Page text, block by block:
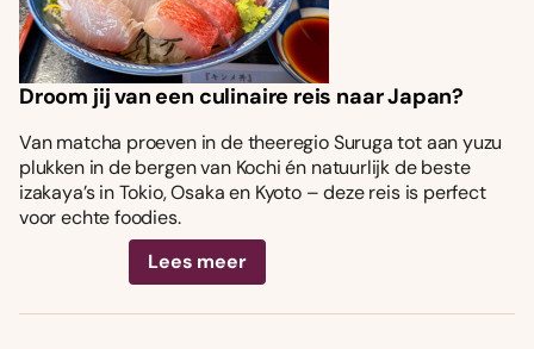
Droom jij van een culinaire reis naar Japan?
Van matcha proeven in de theeregio Suruga tot aan yuzu
plukken in de bergen van Kochi én natuurlijk de beste
izakaya’s in Tokio, Osaka en Kyoto – deze reis is perfect
voor echte foodies.
Lees meer